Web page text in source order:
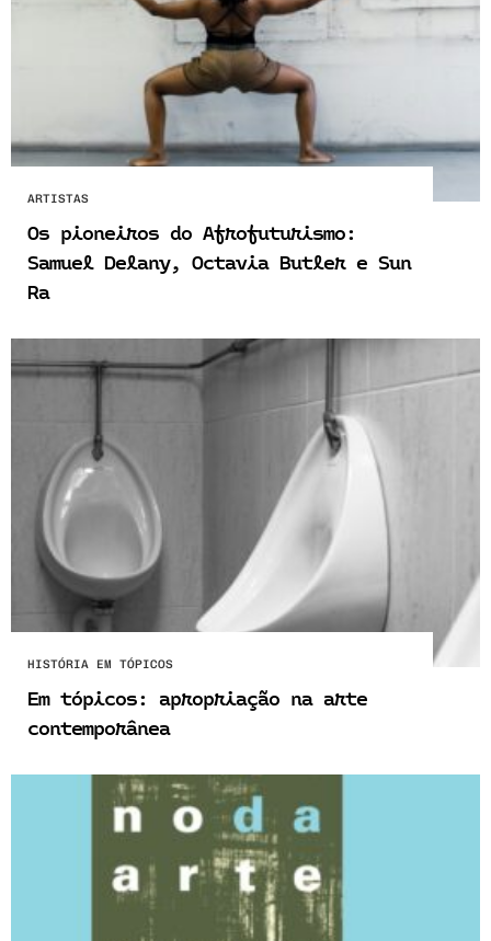
ARTISTAS
Os pioneiros do Afrofuturismo:
Samuel Delany, Octavia Butler e Sun
Ra
HISTÓRIA EM TÓPICOS
Em tópicos: apropriação na arte
contemporânea